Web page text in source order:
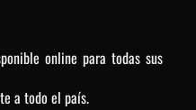
online para todas sus
a todo el país.